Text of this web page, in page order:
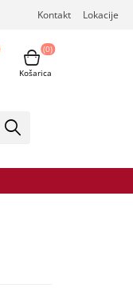
Kontakt Lokacije
Košarica
(0)